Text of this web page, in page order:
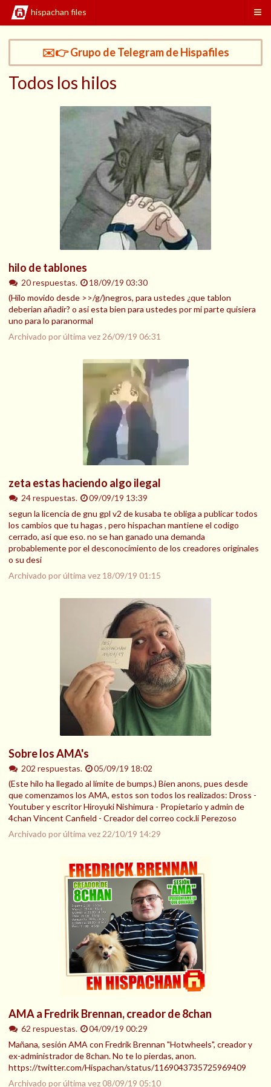
hispachan files
✉️👉 Grupo de Telegram de Hispafiles
Todos los hilos
hilo de tablones
20 respuestas.
18/09/19 03:30
(Hilo movido desde >>/g/)negros, para ustedes ¿que tablon
deberian añadir? o asi esta bien para ustedes por mi parte quisiera
uno para lo paranormal
Archivado por última vez 26/09/19 06:31
zeta estas haciendo algo ilegal
24 respuestas.
09/09/19 13:39
segun la licencia de gnu gpl v2 de kusaba te obliga a publicar todos
los cambios que tu hagas , pero hispachan mantiene el codigo
cerrado, asi que eso. no se han ganado una demanda
probablemente por el desconocimiento de los creadores originales
o su desi
Archivado por última vez 18/09/19 01:15
Sobre los AMA's
202 respuestas.
05/09/19 18:02
(Este hilo ha llegado al límite de bumps.) Bien anons, pues desde
que comenzamos los AMA, estos son todos los realizados: Dross -
Youtuber y escritor Hiroyuki Nishimura - Propietario y admin de
4chan Vincent Canfield - Creador del correo cock.li Perezoso
Archivado por última vez 22/10/19 14:29
AMA a Fredrik Brennan, creador de 8chan
62 respuestas.
04/09/19 00:29
Mañana, sesión AMA con Fredrik Brennan "Hotwheels", creador y
ex-administrador de 8chan. No te lo pierdas, anon.
https://twitter.com/Hispachan/status/1169043735725969409
Archivado por última vez08/09/19 05:10